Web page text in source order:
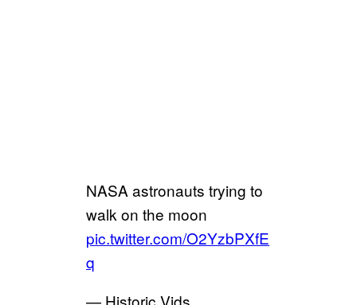
NASA astronauts trying to
walk on the moon
pic.twitter.com/O2YzbPXfE
q
— Historic Vids